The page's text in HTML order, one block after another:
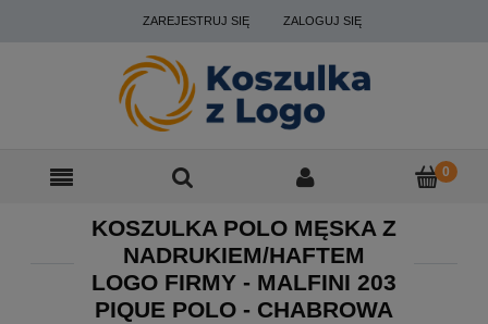
ZAREJESTRUJ SIĘ ZALOGUJ SIĘ
KOSZULKA POLO MĘSKA Z
NADRUKIEM/HAFTEM
LOGO FIRMY - MALFINI 203
PIQUE POLO - CHABROWA